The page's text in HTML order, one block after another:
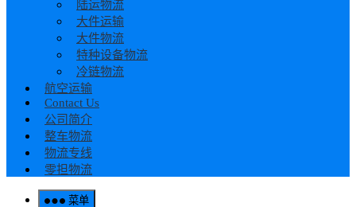
陆运物流
大件运输
大件物流
特种设备物流
冷链物流
航空运输
Contact Us
公司简介
整车物流
物流专线
零担物流
菜单